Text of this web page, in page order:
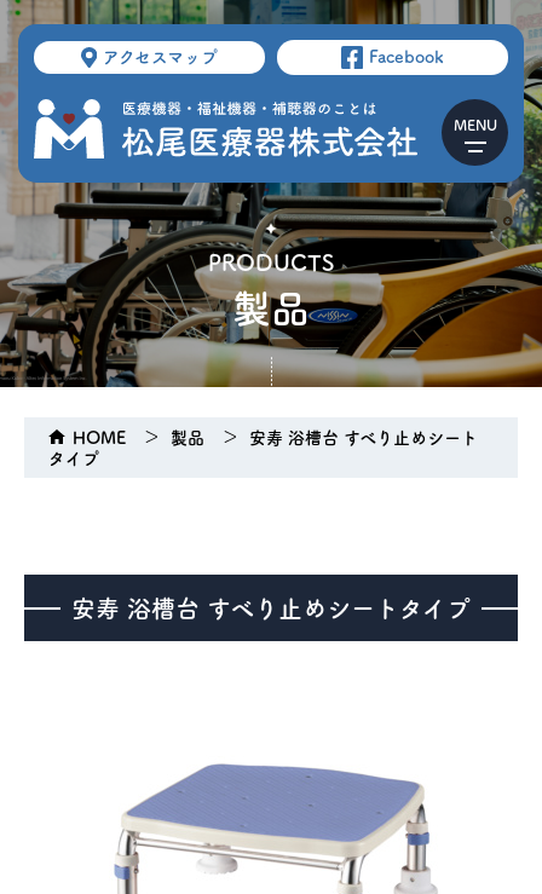
アクセスマップ Facebook
医療機器事業
PRODUCTS
製品
HOME 製品
安寿 浴槽台 すべり止めシート
タイプ
安寿 浴槽台 すべり止めシートタイプ